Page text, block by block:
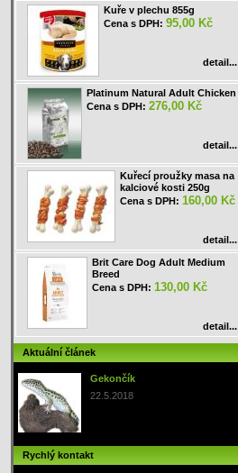
Kuře v plechu 855g
Cena s DPH: 95,00 Kč
detail...
Platinum Natural Adult Chicken
Cena s DPH: 276,00 Kč
detail...
Kuřecí proužky masa na
kalciové kosti 250g
Cena s DPH: 160,00 Kč
detail...
Brit Care Dog Adult Medium
Breed
Cena s DPH: 130,00 Kč
detail...
Aktuální článek
Gekončík
22.5.2018
Rychlý kontakt